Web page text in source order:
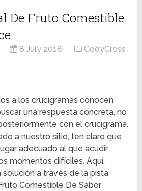
De Fruto Comestible
8 July 2018
CodyCross
a los crucigramas conocen
una respuesta concreta, no
con el crucigrama.
a nuestro sitio, ten claro que
adecuado al que acudir
momentos difíciles. Aquí,
a través de la pista
Comestible De Sabor